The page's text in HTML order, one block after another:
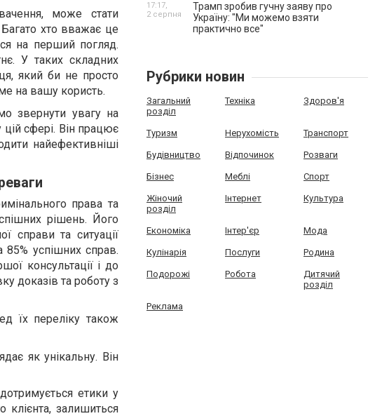
може стати
хто вважає це
на перший погляд.
У таких складних
який би не просто
на вашу користь.
звернути увагу на
сфері. Він працює
найефективніші
права та
рішень. Його
справи та ситуації
85% успішних справ.
консультації і до
доказів та роботу з
їх переліку також
як унікальну. Він
етики у
клієнта, залишиться
Трамп зробив гучну заяву про
Україну: "Ми можемо взяти
практично все"
17:17,
2 серпня
Рубрики новин
Загальний
розділ
Техніка Здоров'я
Туризм Нерухомість Транспорт
Будівництво Відпочинок Розваги
Бізнес Меблі Спорт
Жіночий
розділ
Інтернет Культура
Економіка Інтер'єр Мода
Кулінарія Послуги Родина
Подорожі Робота
Дитячий
розділ
Реклама